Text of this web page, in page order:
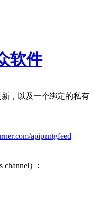
软件
，以及一个绑定的私有
apipnntgfeed
channel）: